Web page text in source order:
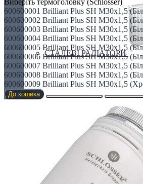
СТАЛЕВІ РАДІАТОРИ
ТРУБЧАТІ РАДІАТОРИ
Виберіть термоголовку (Schlosser)
600600001 Brilliant Plus SH M30x1,5
600600002 Brilliant Plus SH M30x1,5
600600003 Brilliant Plus SH M30x1,5
600600004 Brilliant Plus SH M30x1,5
600600005 Brilliant Plus SH M30x1,5
600600006 Brilliant Plus SH M30x1,5
600600007 Brilliant Plus SH M30x1,5
600600008 Brilliant Plus SH M30x1,5
600600009 Brilliant Plus SH M30x1,5
До кошика